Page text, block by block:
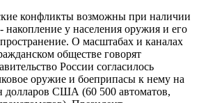
конфликты возможны при наличии
накопление у населения оружия и его
О масштабах и каналах
обществе говорят
России согласилось
оружие и боеприпасы к нему на
США (60 500 автоматов,